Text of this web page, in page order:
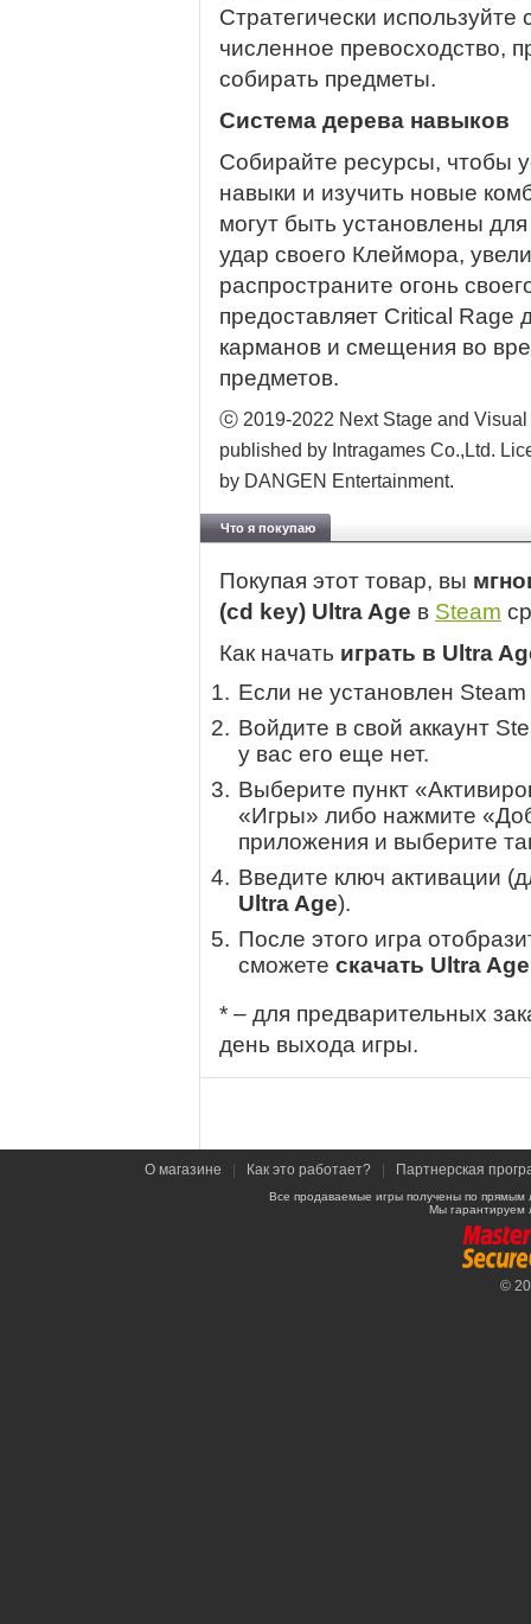
Стратегически
численное превосходство,
собирать предметы.
Система дерева навыков
Собирайте ресурсы, чтобы
навыки и изучить новые
могут быть установлены
удар своего Клеймора,
распространите огонь
предоставляет Critical
карманов и смещения во
предметов.
ⓒ 2019-2022 Next Stage and
published by Intragames Co.,Ltd.
by DANGEN Entertainment.
Что я покупаю
Покупая этот товар, вы
(cd key) Ultra Age в Steam
Как начать играть в Ultra
Если не установлен
Войдите в свой аккаунт
у вас его еще нет.
Выберите пункт
«Игры» либо нажмите
приложения и выберите
Введите ключ активации
Ultra Age).
После этого игра
сможете скачать Ultra Age
* – для предварительных
день выхода игры.
О магазине Как это работает? Партнерская
Все продаваемые игры получены по
Мы гарантируем
©